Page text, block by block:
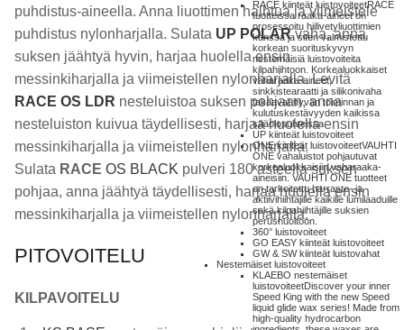
RACE kiinteät luistovoiteetRACE
tuotteissa raaka-aineet on
prosessoitu hiilivetyliuottimien
kanssa ja siten valmistettu
korkean suorituskyvyn
nestemäisiä luistovoiteita
kilpahiihtoon. Korkealuokkaiset
vaharaaka-aineet,
sinkkistearaatti ja silikonivaha
takaavat hyvän toiminnan ja
kulutuskestävyyden kaikissa
sääolosuhteissa
UP kiinteät luistovoiteet
ONE kiinteät luistovoiteetVAUHTI
ONE vahaluistot pohjautuvat
korkealuokkaisiin vaharaaka-
aineisiin. VAUHTI ONE tuotteet
on tarkoitettu harraste- ja
aktiivihiihtäjille kaikille lumilaaduille
sekä kilpahiihtäjille suksien
perushuoltoon.
360° luistovoiteet
GO EASY kiinteät luistovoiteet
GW & SW kiinteät luistovahat
Nestemäiset luistovoiteet
KLAEBO nestemäiset
luistovoiteetDiscover your inner
Speed King with the new Speed
liquid glide wax series! Made from
high-quality hydrocarbon
puhdistus-aineella. Anna liuottimen haihtua ja viimeistele
puhdistus nylonharjalla. Sulata UP POLAR vaha, anna
suksen jäähtyä hyvin, harjaa huolella ensin
messinkiharjalla ja viimeistellen nylonharjalla. Levitä
RACE OS LDR nesteluistoa suksen pohjaan, anna
nesteluiston kuivua täydellisesti, harjaa huolella ensin
messinkiharjalla ja viimeistellen nylonharjalla.
Sulata RACE OS BLACK pulveri 180 asteella suksen
pohjaa, anna jäähtyä täydellisesti, harjaa huolella ensin
messinkiharjalla ja viimeistellen nylonharjalla.
PITOVOITELU
KILPAVOITELU